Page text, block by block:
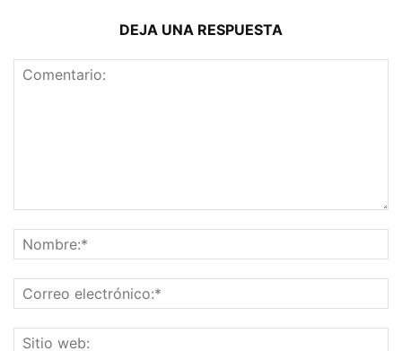
DEJA UNA RESPUESTA